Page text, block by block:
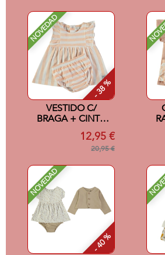
NOVEDAD
- 38 %
VESTIDO C/
BRAGA + CINTA
SALMON 12M
12,95 €
20,95 €
NOVEDAD
- 40 %